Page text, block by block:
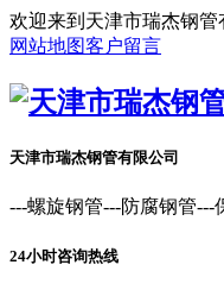
欢迎来到天津市瑞杰钢
网站地图客户留言
天津市瑞杰钢管有限公司
---螺旋钢管---防腐钢管---
24小时咨询热线